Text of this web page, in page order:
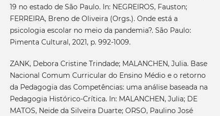
19 no estado de São Paulo. In: NEGREIROS, Fauston;
FERREIRA, Breno de Oliveira (Orgs.). Onde está a
psicologia escolar no meio da pandemia?. São Paulo:
Pimenta Cultural, 2021, p. 992-1009.
ZANK, Debora Cristine Trindade; MALANCHEN, Julia. Base
Nacional Comum Curricular do Ensino Médio e o retorno
da Pedagogia das Competências: uma análise baseada na
Pedagogia Histórico-Crítica. In: MALANCHEN, Julia; DE
MATOS, Neide da Silveira Duarte; ORSO, Paulino José